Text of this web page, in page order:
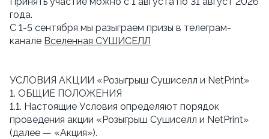
года.
С 1-5 сентября мы разыграем призы в телеграм-
канале Вселенная СУШИСЕЛЛ
УСЛОВИЯ АКЦИИ «Розыгрыш Сушиселл и NetPrint»
1. ОБЩИЕ ПОЛОЖЕНИЯ
1.1. Настоящие Условия определяют порядок
проведения акции «Розыгрыш Сушиселл и NetPrint»
(далее — «Акция»).